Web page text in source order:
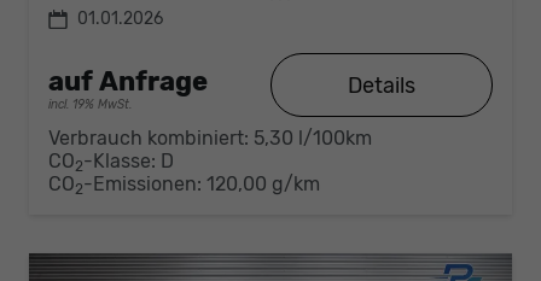
01.01.2026
auf Anfrage
incl. 19% MwSt.
Details
Verbrauch kombiniert: 5,30 l/100km
CO2-Klasse: D
CO2-Emissionen: 120,00 g/km